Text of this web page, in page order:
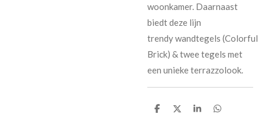
woonkamer. Daarnaast
biedt deze lijn
trendywandtegels (Colorful
Brick) & twee tegels met
een unieke terrazzolook.
D
D
S
D